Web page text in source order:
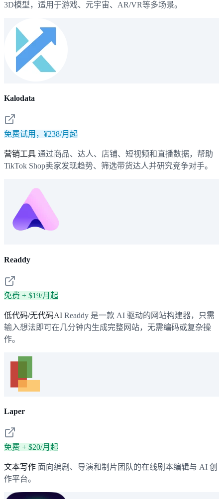
3D模型，适用于游戏、元宇宙、AR/VR等多场景。
Kalodata
免费试用，¥238/月起
营销工具 通过商品、达人、店铺、短视频和直播数据，帮助
TikTok Shop卖家发现趋势、筛选带货达人并研究竞争对手。
Readdy
免费 + $19/月起
低代码/无代码AI Readdy 是一款 AI 驱动的网站构建器，只需
输入想法即可在几分钟内生成完整网站，无需编码或复杂操
作。
Laper
免费 + $20/月起
文本写作 面向编剧、导演和制片团队的在线剧本编辑与 AI 创
作平台。